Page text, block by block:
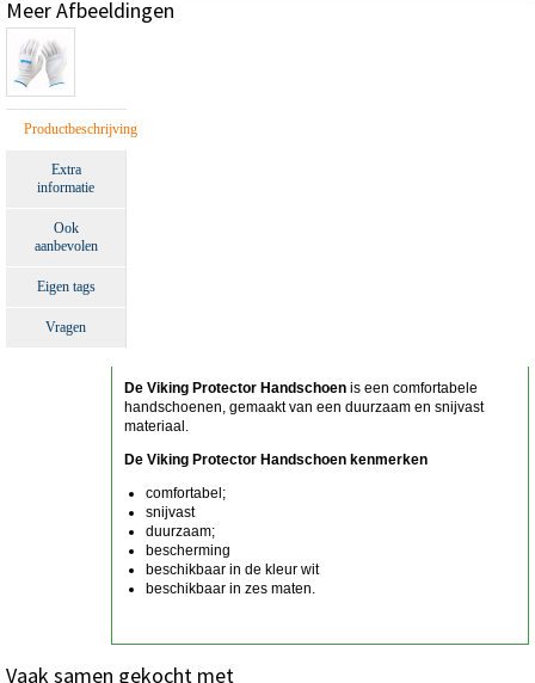
Meer Afbeeldingen
Productbeschrijving
Extra
informatie
Ook
aanbevolen
Eigen tags
Vragen
De Viking Protector Handschoenis een comfortabele
handschoenen, gemaakt van een duurzaam en snijvast
materiaal.
De Viking Protector Handschoen kenmerken
comfortabel;
snijvast
duurzaam;
bescherming
beschikbaar in de kleur wit
beschikbaar in zes maten.
Vaak samen gekocht met